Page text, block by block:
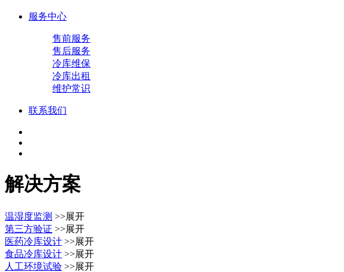
服务中心
售前服务
售后服务
冷库维保
冷库出租
维护常识
联系我们
解决方案
温湿度监测 >>展开
第三方验证 >>展开
医药冷库设计 >>展开
食品冷库设计 >>展开
人工环境试验 >>展开